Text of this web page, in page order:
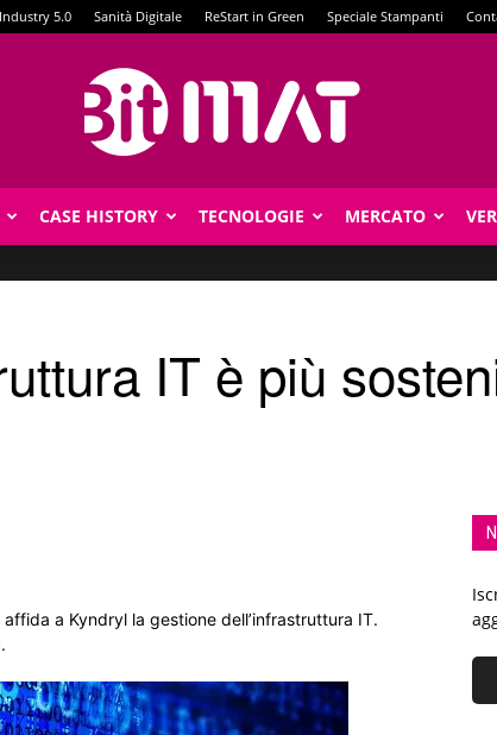
Industry 5.0 Sanità Digitale ReStart in Green Speciale Stampanti
CASE HISTORY TECNOLOGIE MERCATO
IT è più
a Kyndryl la gestione dell’infrastruttura IT.